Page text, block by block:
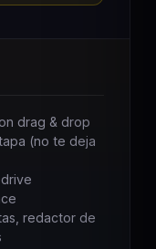
drag & drop
(no te deja
redactor de